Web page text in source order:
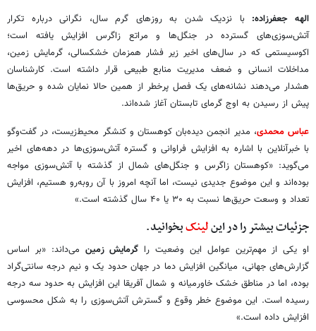
الهه جعفرزاده: با نزدیک شدن به روزهای گرم سال، نگرانی درباره تکرار
آتش‌سوزی‌های گسترده در جنگل‌ها و مراتع زاگرس افزایش یافته است؛
اکوسیستمی که در سال‌های اخیر زیر فشار همزمان خشکسالی، گرمایش زمین،
مداخلات انسانی و ضعف مدیریت منابع طبیعی قرار داشته است. کارشناسان
هشدار می‌دهند نشانه‌های یک فصل پرخطر از همین حالا نمایان شده و حریق‌ها
پیش از رسیدن به اوج گرمای تابستان آغاز شده‌اند.
عباس محمدی، مدیر انجمن دیده‌بان کوهستان و کنشگر محیط‌زیست، در گفت‌وگو
با خبرآنلاین با اشاره به افزایش فراوانی و گستره آتش‌سوزی‌ها در دهه‌های اخیر
می‌گوید: «کوهستان زاگرس و جنگل‌های شمال از گذشته با آتش‌سوزی مواجه
بوده‌اند و این موضوع جدیدی نیست، اما آنچه امروز با آن روبه‌رو هستیم، افزایش
تعداد و وسعت حریق‌ها نسبت به ۳۰ یا ۴۰ سال گذشته است.»
جزئیات بیشتر را در اینلینکبخوانید.
او یکی از مهم‌ترین عوامل این وضعیت را گرمایش زمین می‌داند: «بر اساس
گزارش‌های جهانی، میانگین افزایش دما در جهان حدود یک و نیم درجه سانتی‌گراد
بوده، اما در مناطق خشک خاورمیانه و شمال آفریقا این افزایش به حدود سه درجه
رسیده است. این موضوع خطر وقوع و گسترش آتش‌سوزی را به شکل محسوسی
افزایش داده است.»